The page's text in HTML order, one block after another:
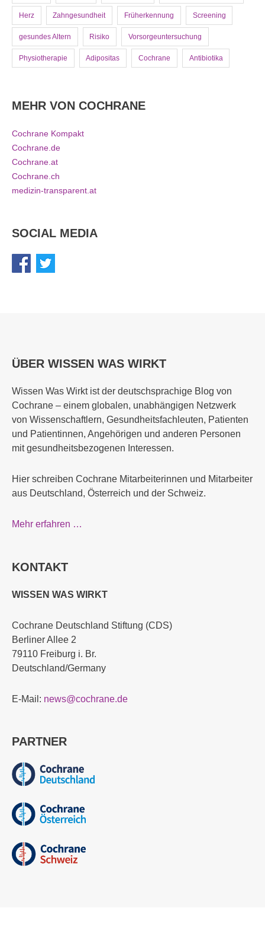
Herz Zahngesundheit Früherkennung Screening
gesundes Altern Risiko Vorsorgeuntersuchung
Physiotherapie Adipositas Cochrane Antibiotika
MEHR VON COCHRANE
Cochrane Kompakt
Cochrane.de
Cochrane.at
Cochrane.ch
medizin-transparent.at
SOCIAL MEDIA
ÜBER WISSEN WAS WIRKT
Wissen Was Wirkt ist der deutschsprachige Blog von
Cochrane – einem globalen, unabhängigen Netzwerk
von Wissenschaftlern, Gesundheitsfachleuten, Patienten
und Patientinnen, Angehörigen und anderen Personen
mit gesundheitsbezogenen Interessen.
Hier schreiben Cochrane Mitarbeiterinnen und Mitarbeiter
aus Deutschland, Österreich und der Schweiz.
Mehr erfahren …
KONTAKT
WISSEN WAS WIRKT
Cochrane Deutschland Stiftung (CDS)
Berliner Allee 2
79110 Freiburg i. Br.
Deutschland/Germany
E-Mail: news@cochrane.de
PARTNER